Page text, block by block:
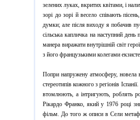
зелених луках, вкритих квітами, і
зорі до зорі й весело співають
думки; але після виходу я побачив
сільська капличка на наступний день
манера виражати внутрішній світ
з його французькими колегами
Попри напружену атмосферу, новела
стереотипів кожного з регіонів
втомлюють, а інтригують, роблять
Рікардо Франко, який у 1976 році
фільм. До того ж описи в Сели